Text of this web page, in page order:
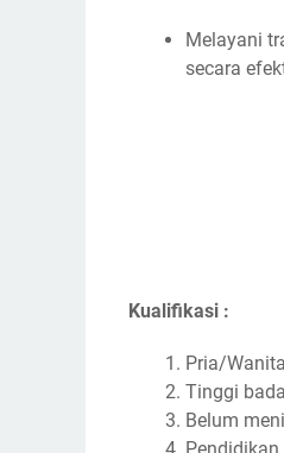
Melayani
secara
Kualifikasi :
Pria/
Tinggi
Belum